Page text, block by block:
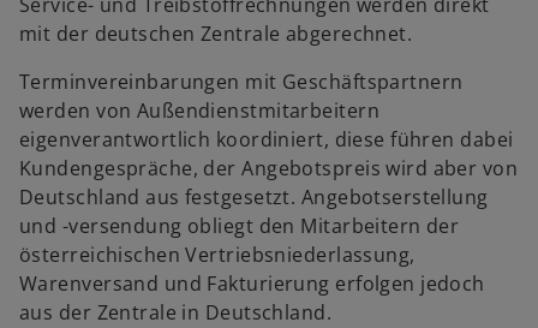
mit der deutschen Zentrale abgerechnet.
Terminvereinbarungen mit Geschäftspartnern
werden von Außendienstmitarbeitern
eigenverantwortlich koordiniert, diese führen dabei
Kundengespräche, der Angebotspreis wird aber von
Deutschland aus festgesetzt. Angebotserstellung
und -versendung obliegt den Mitarbeitern der
österreichischen Vertriebsniederlassung,
Warenversand und Fakturierung erfolgen jedoch
aus der Zentrale in Deutschland.